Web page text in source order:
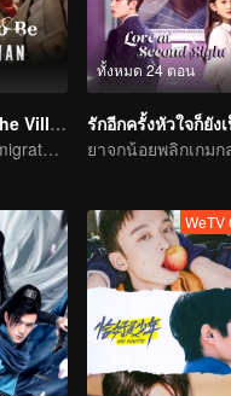
Born To Be The Villain
A Simp Transmigrates, The Beauties Make the First Move
ทั้งหมด 24 ตอน
WeTV